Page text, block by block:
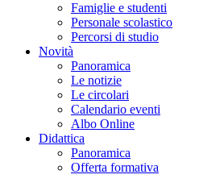
Famiglie e studenti
Personale scolastico
Percorsi di studio
Novità
Panoramica
Le notizie
Le circolari
Calendario eventi
Albo Online
Didattica
Panoramica
Offerta formativa